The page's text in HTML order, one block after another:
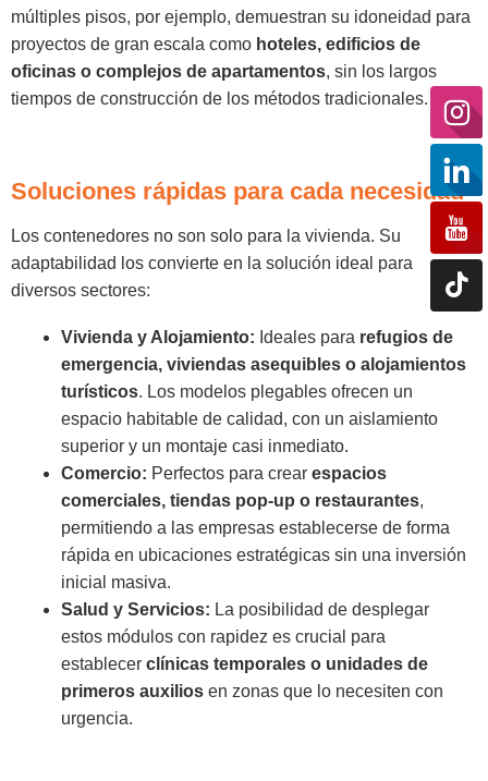
múltiples pisos, por ejemplo, demuestran su idoneidad para
proyectos de gran escala como hoteles, edificios de
oficinas o complejos de apartamentos, sin los largos
tiempos de construcción de los métodos tradicionales.
Soluciones rápidas para cada necesidad
Los contenedores no son solo para la vivienda. Su
adaptabilidad los convierte en la solución ideal para
diversos sectores:
Vivienda y Alojamiento: Ideales para refugios de
emergencia, viviendas asequibles o alojamientos
turísticos. Los modelos plegables ofrecen un
espacio habitable de calidad, con un aislamiento
superior y un montaje casi inmediato.
Comercio: Perfectos para crear espacios
comerciales, tiendas pop-up o restaurantes,
permitiendo a las empresas establecerse de forma
rápida en ubicaciones estratégicas sin una inversión
inicial masiva.
Salud y Servicios: La posibilidad de desplegar
estos módulos con rapidez es crucial para
establecer clínicas temporales o unidades de
primeros auxiliosen zonas que lo necesiten con
urgencia.